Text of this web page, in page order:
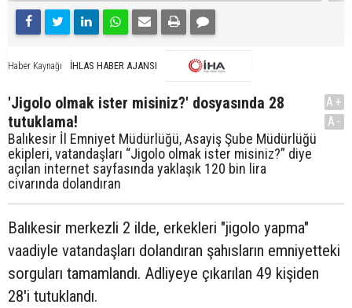
Haber Kaynağı İHLAS HABER AJANSI
'Jigolo olmak ister misiniz?' dosyasında 28
tutuklama!
Balıkesir İl Emniyet Müdürlüğü, Asayiş Şube Müdürlüğü
ekipleri, vatandaşları “Jigolo olmak ister misiniz?” diye
açılan internet sayfasında yaklaşık 120 bin lira
civarında dolandıran
A+
A-
Balıkesir merkezli 2 ilde, erkekleri "jigolo yapma"
vaadiyle vatandaşları dolandıran şahısların emniyetteki
sorguları tamamlandı. Adliyeye çıkarılan 49 kişiden
28'i tutuklandı.